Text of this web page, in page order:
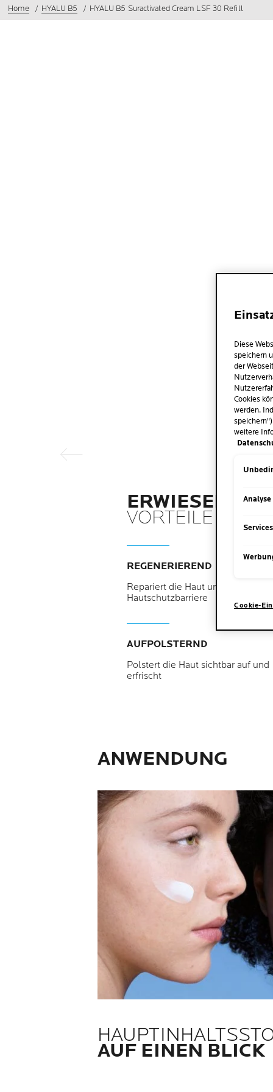
Home HYALU B5 HYALU B5 Suractivated Cream LSF 30 Refill
ERWIESENE
VORTEILE
REGENERIEREND
Repariert die Haut und stärkt die
Hautschutzbarriere
AUFPOLSTERND
Polstert die Haut sichtbar auf und
erfrischt
ANWENDUNG
AUF EINEN BLICK
Diese
speichern
der
Cookies
werden.
weitere
Cookie-